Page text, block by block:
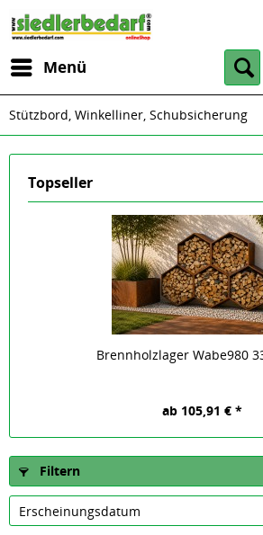
Menü
Stützbord, Winkelliner, Schubsicherung
Topseller
Brennholzlager Wabe980
ab 105,91 € *
Filtern